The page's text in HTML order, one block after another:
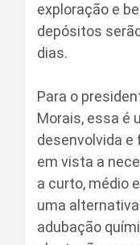
exploração e
depósitos
dias.
Para o
Morais, essa é
desenvolvida e
em vista a
a curto, médio
uma
adubação